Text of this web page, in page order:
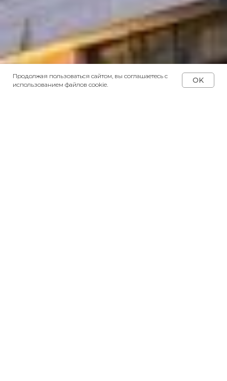
Продолжая пользоваться сайтом, вы соглашаетесь с
использованием файлов cookie.
OK